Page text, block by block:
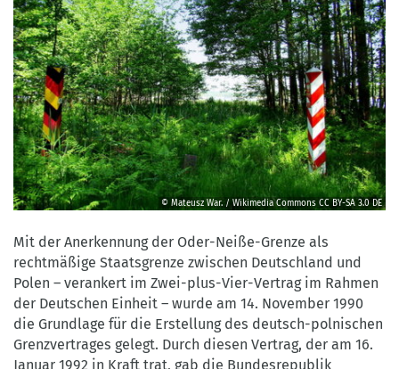
Mateusz
War.
/
Wikimedia
Commons
CC
BY-
© Mateusz War. / Wikimedia CommonsCC BY-SA 3.0 DE
Mit der Anerkennung der Oder-Neiße-Grenze als
rechtmäßige Staatsgrenze zwischen Deutschland und
Polen – verankert im Zwei-plus-Vier-Vertrag im Rahmen
der Deutschen Einheit – wurde am 14. November 1990
die Grundlage für die Erstellung des deutsch-polnischen
Grenzvertrages gelegt. Durch diesen Vertrag, der am 16.
Januar 1992 in Kraft trat, gab die Bundesrepublik